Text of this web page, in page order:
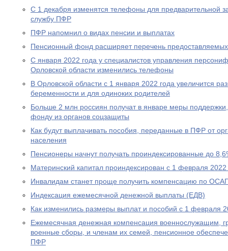
С 1 декабря изменятся телефоны для предварительной
службу ПФР
ПФР напомнил о видах пенсии и выплатах
Пенсионный фонд расширяет перечень
С января 2022 года у специалистов управления
Орловской области изменились телефоны
В Орловской области с 1 января 2022 года увеличится
беременности и для одиноких родителей
Больше 2 млн россиян получат в январе меры
фонду из органов соцзащиты
Как будут выплачивать пособия, переданные в ПФР от
населения
Пенсионеры начнут получать проиндексированные до
Материнский капитал проиндексирован с 1 февраля 2022
Инвалидам станет проще получить компенсацию по
Индексация ежемесячной денежной выплаты (ЕДВ)
Как изменились размеры выплат и пособий с 1 февраля
Ежемесячная денежная компенсация военнослужащим,
военные сборы, и членам их семей, пенсионное
ПФР